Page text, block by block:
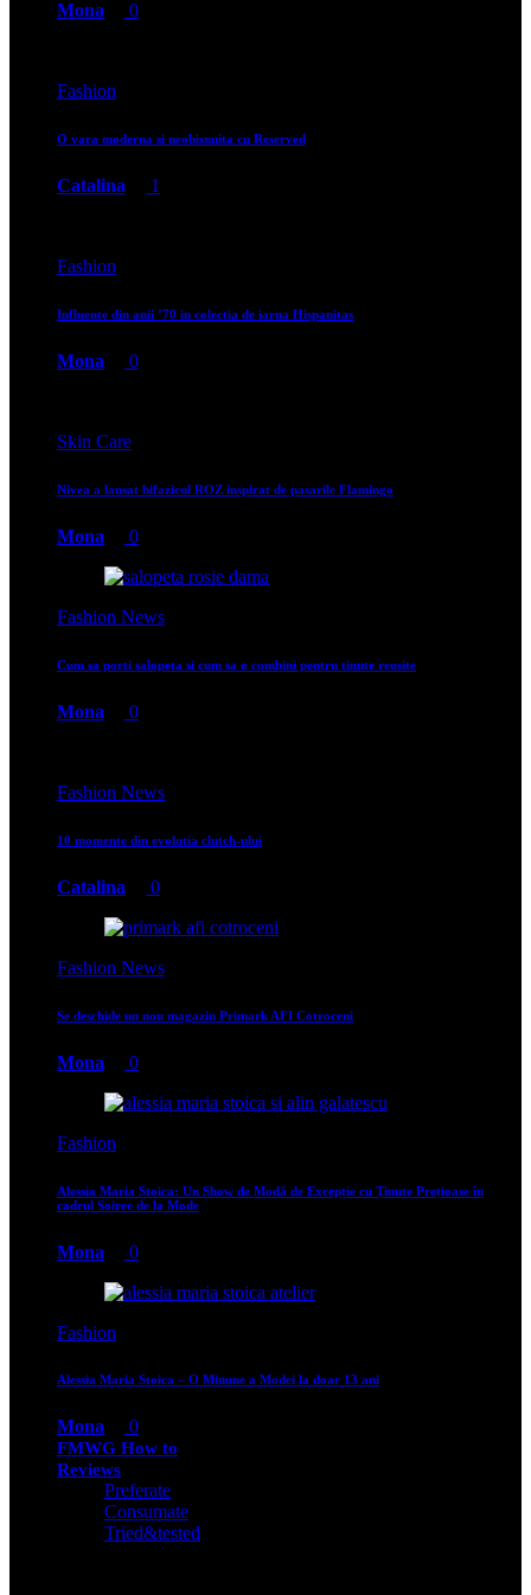
Mona 0
Fashion
O vara moderna si neobisnuita cu Reserved
Catalina 1
Fashion
Influente din anii ’70 in colectia de iarna Hispanitas
Mona 0
Skin Care
Nivea a lansat bifazicul ROZ inspirat de pasarile Flamingo
Mona 0
Fashion News
Cum sa porti salopeta si cum sa o combini pentru tinute reusite
Mona 0
Fashion News
10 momente din evolutia clutch-ului
Catalina 0
Fashion News
Se deschide un nou magazin Primark AFI Cotroceni
Mona 0
Fashion
Alessia Maria Stoica: Un Show de Modă de Excepție cu Ținute Prețioase în
cadrul Soiree de la Mode
Mona 0
Fashion
Alessia Maria Stoica – O Minune a Modei la doar 13 ani
Mona 0
FMWG How to
Reviews
Preferate
Consumate
Tried&tested